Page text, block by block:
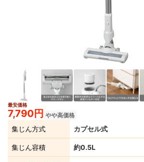
最安価格
7,790円 やや高価格
集じん方式 カプセル式
集じん容積 約0.5L